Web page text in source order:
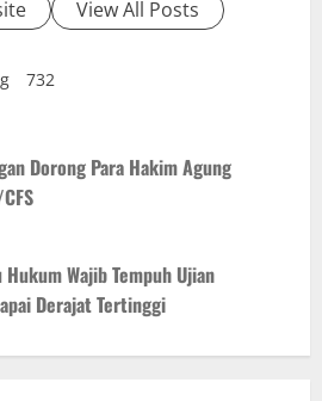
View All Posts
732
Dorong Para Hakim Agung
Wajib Tempuh Ujian
Derajat Tertinggi